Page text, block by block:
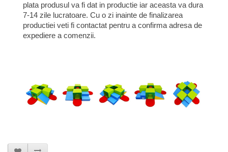
plata produsul va fi dat in productie iar aceasta va dura
7-14 zile lucratoare. Cu o zi inainte de finalizarea
productiei veti fi contactat pentru a confirma adresa de
expediere a comenzii.